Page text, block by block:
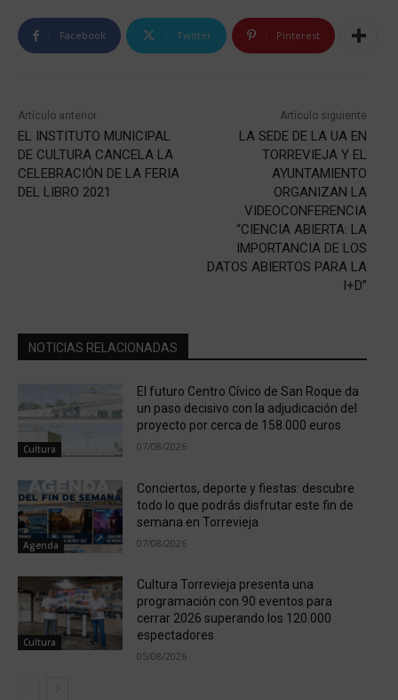
Facebook Twitter Pinterest
Artículo anterior
EL INSTITUTO MUNICIPAL
DE CULTURA CANCELA LA
CELEBRACIÓN DE LA FERIA
DEL LIBRO 2021
Artículo siguiente
LA SEDE DE LA UA EN
TORREVIEJA Y EL
AYUNTAMIENTO
ORGANIZAN LA
VIDEOCONFERENCIA
“CIENCIA ABIERTA: LA
IMPORTANCIA DE LOS
DATOS ABIERTOS PARA LA
I+D”
NOTICIAS RELACIONADAS
Cultura
El futuro Centro Cívico de San Roque da
un paso decisivo con la adjudicación del
proyecto por cerca de 158.000 euros
07/08/2026
Agenda
Conciertos, deporte y fiestas: descubre
todo lo que podrás disfrutar este fin de
semana en Torrevieja
07/08/2026
Cultura
Cultura Torrevieja presenta una
programación con 90 eventos para
cerrar 2026 superando los 120.000
espectadores
05/08/2026